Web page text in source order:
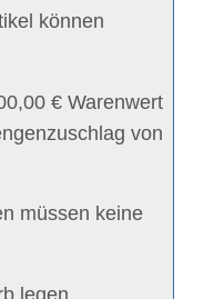
können
€ Warenwert
von
müssen keine
legen